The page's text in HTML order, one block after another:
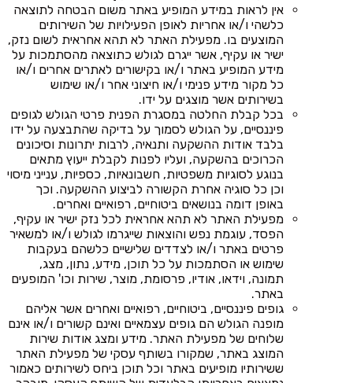
אין לראות במידע המופיע באתר משום הבטחה לתוצאה
כלשהי ו/או אחריות לאופן הפעילויות של השירותים
המוצעים בו. מפעילת האתר לא תהא אחראית לשום נזק,
ישיר או עקיף, אשר ייגרם לגולש כתוצאה מהסתמכות על
מידע המופיע באתר ו/או בקישורים לאתרים אחרים ו/או
כל מקור מידע פנימי ו/או חיצוני אחר ו/או שימוש
בשירותים אשר מוצגים על ידו.
בכל קבלת החלטה במסגרת הפנית פרטי הגולש לגופים
פיננסיים, על הגולש לסמוך על בדיקה שהתבצעה על ידו
בלבד אודות ההשקעה ותנאיה, לרבות יתרונות וסיכונים
הכרוכים בהשקעה, ועליו לפנות לקבלת ייעוץ מתאים
בנוגע לסוגיות משפטיות, חשבונאיות, כספיות, ענייני מיסוי
וכן כל סוגיה אחרת הקשורה לביצוע ההשקעה. וכך
באופן דומה בנושאים ביטוחיים, רפואיים ואחרים.
מפעילת האתר לא תהא אחראית לכל נזק ישיר או עקיף,
הפסד, עוגמת נפש והוצאות שייגרמו לגולש ו/או למשאיר
פרטים באתר ו/או לצדדים שלישיים כלשהם בעקבות
שימוש או הסתמכות על כל תוכן, מידע, נתון, מצג,
תמונה, וידאו, אודיו, פרסומת, מוצר, שירות וכו' המופעים
באתר.
גופים פיננסיים, ביטוחיים, רפואיים ואחרים אשר אליהם
מופנה הגולש הם גופים עצמאיים ואינם קשורים ו/או אינם
שלוחים של מפעילת האתר. מידע ומצג אודות שירות
המוצג באתר, שמקורו בשותף עסקי של מפעילת האתר
ששירותיו מופיעים באתר וכל תוכן ביחס לשירותים כאמור